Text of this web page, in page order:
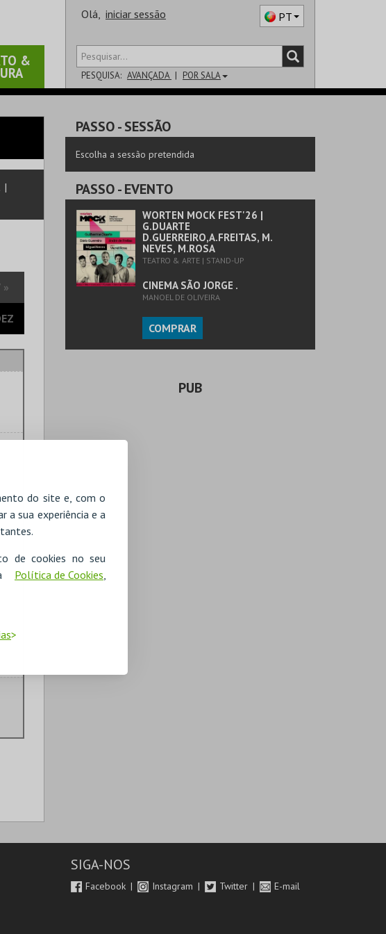
do site e, com o
a sua experiência e a
de cookies no seu
Política de Cookies
&
Olá, iniciar sessão PT
PESQUISA: AVANÇADA POR SALA
|
»
PASSO- SESSÃO
Escolha a sessão pretendida
PASSO- EVENTO
WORTEN MOCK FEST'26 |
G.DUARTE
D.GUERREIRO,A.FREITAS, M.
NEVES, M.ROSA
TEATRO & ARTE | STAND-UP
CINEMA SÃO JORGE .
MANOEL DE OLIVEIRA
COMPRAR
PUB
SIGA-NOS
Facebook Instagram Twitter E-mail